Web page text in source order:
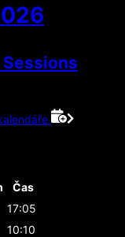
Čas
17:05
10:10